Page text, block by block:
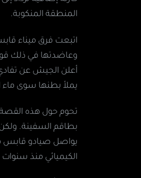
المنطقة المنكوبة.
اتبعت فرق ميناء
وعاضدتها في ذلك
أعلن الجيش عن تفادي
يملأ بطنها سوى ماء
تحوم حول هذه القصة
بطاقم السفينة. ولكن
يواصل صيادو قابس
الكيميائي منذ